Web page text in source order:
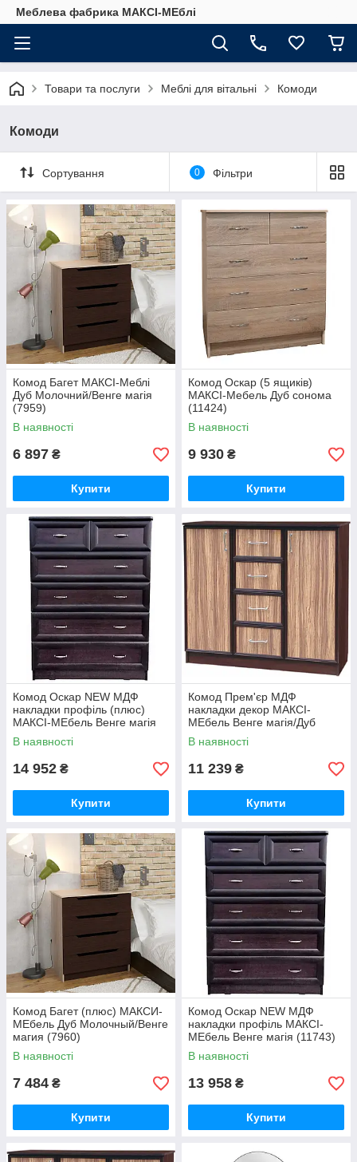
Меблева фабрика МАКСІ-МЕблі
Товари та послуги Меблі для вітальні Комоди
Комоди
Сортування 0 Фільтри
Комод Багет МАКСІ-Меблі
Дуб Молочний/Венге магія
(7959)
В наявності
6 897 ₴
Купити
Комод Оскар (5 ящиків)
МАКСІ-Мебель Дуб сонома
(11424)
В наявності
9 930 ₴
Купити
Комод Оскар NEW МДФ
накладки профіль (плюс)
МАКСІ-МЕбель Венге магія
(11742)
В наявності
14 952 ₴
Купити
Комод Прем'єр МДФ
накладки декор МАКСІ-
МЕбель Венге магія/Дуб
сонома (12458)
В наявності
11 239 ₴
Купити
Комод Багет (плюс) МАКСИ-
МЕбель Дуб Молочный/Венге
магия (7960)
В наявності
7 484 ₴
Купити
Комод Оскар NEW МДФ
накладки профіль МАКСІ-
МЕбель Венге магія (11743)
В наявності
13 958 ₴
Купити